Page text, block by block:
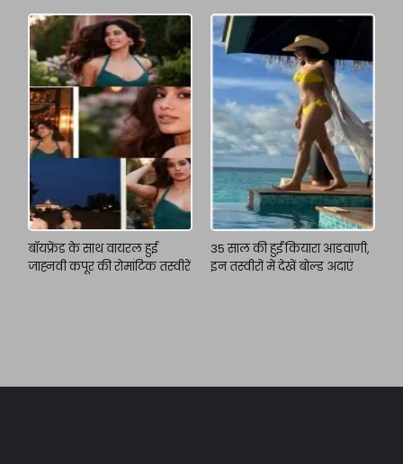
बॉयफ्रेंड के साथ वायरल हुई
जाह्नवी कपूर की रोमांटिक तस्वीरें
35 साल की हुईं कियारा आडवाणी,
इन तस्वीरों में देखें बोल्ड अदाएं